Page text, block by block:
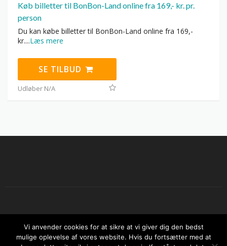
Køb billetter til BonBon-Land online fra 169,- kr. pr.
person
Du kan købe billetter til BonBon-Land online fra 169,-
kr....Læs mere
SE TILBUD
Udløber N/A
Copyright © 2026 Sjov sommer i Danmark. All Rights Reserved.
Kontakt os
Om SjovSommer.dk
Annoncering
Vi anvender cookies for at sikre at vi giver dig den bedst
mulige oplevelse af vores website. Hvis du fortsætter med at